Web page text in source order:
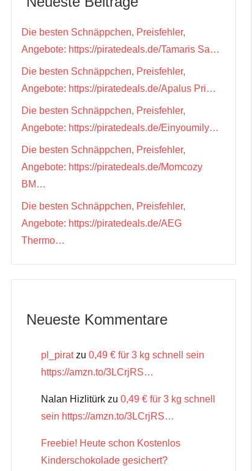
Die besten Schnäppchen, Preisfehler,
Angebote: https://piratedeals.de/Tamaris Sa…
Die besten Schnäppchen, Preisfehler,
Angebote: https://piratedeals.de/Apalus Pri…
Die besten Schnäppchen, Preisfehler,
Angebote: https://piratedeals.de/Einyoumily…
Die besten Schnäppchen, Preisfehler,
Angebote: https://piratedeals.de/Momcozy
BM…
Die besten Schnäppchen, Preisfehler,
Angebote: https://piratedeals.de/AEG
Thermo…
Neueste Kommentare
pl_piratzu 0,49 € für 3 kg schnell sein
https://amzn.to/3LCrjRS…
Nalan Hizlitürk zu 0,49 € für 3 kg schnell
sein https://amzn.to/3LCrjRS…
Freebie! Heute schon Kostenlos
Kinderschokolade gesichert?